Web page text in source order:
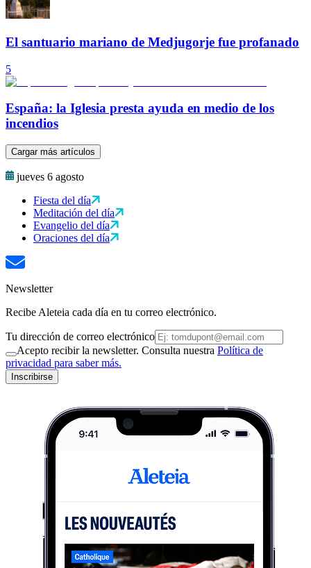
El santuario mariano de Medjugorje fue profanado
5
España: la Iglesia presta ayuda en medio de los
incendios
Cargar más artículos
jueves 6 agosto
Fiesta del día
Meditación del día
Evangelio del día
Oraciones del día
Newsletter
Recibe Aleteia cada día en tu correo electrónico.
Tu dirección de correo electrónico
Acepto recibir la newsletter. Consulta nuestra Política de
privacidad para saber más.
Inscribirse